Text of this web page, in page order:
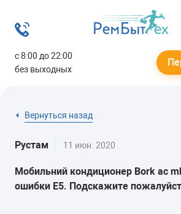
с 8:00 до 22:00
без выходных
Вернуться назад
Рустам 11 июн. 2020
Мобильний кондиционер Bork ac
ошибки Е5. Подскажите